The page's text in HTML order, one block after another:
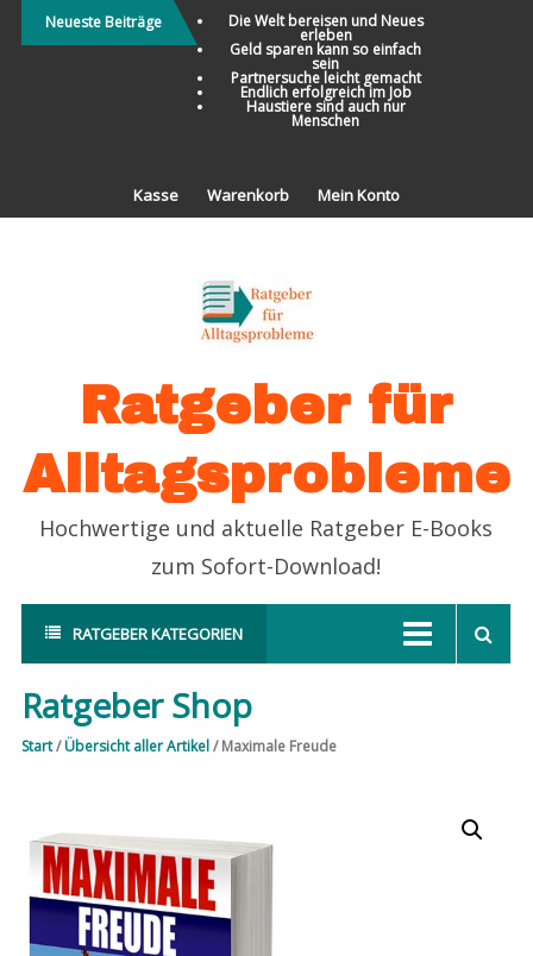
Direkt
zum
Neueste Beiträge Die Welt bereisen und Neues
erleben
Geld sparen kann so einfach
sein
Partnersuche leicht gemacht
Endlich erfolgreich im Job
Haustiere sind auch nur
Menschen
Kasse Warenkorb Mein Konto
Ratgeber für
Alltagsprobleme
Hochwertige und aktuelle Ratgeber E-Books
zum Sofort-Download!
RATGEBER KATEGORIEN
Ratgeber Shop
Start/Übersicht aller Artikel/ Maximale Freude